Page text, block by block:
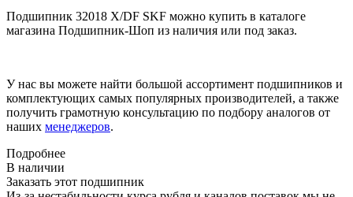
Подшипник 32018 X/DF SKF можно купить в каталоге
магазина Подшипник-Шоп из наличия или под заказ.
У нас вы можете найти большой ассортимент подшипников и
комплектующих самых популярных производителей, а также
получить грамотную консультацию по подбору аналогов от
наших менеджеров.
Подробнее
В наличии
Заказать этот подшипник